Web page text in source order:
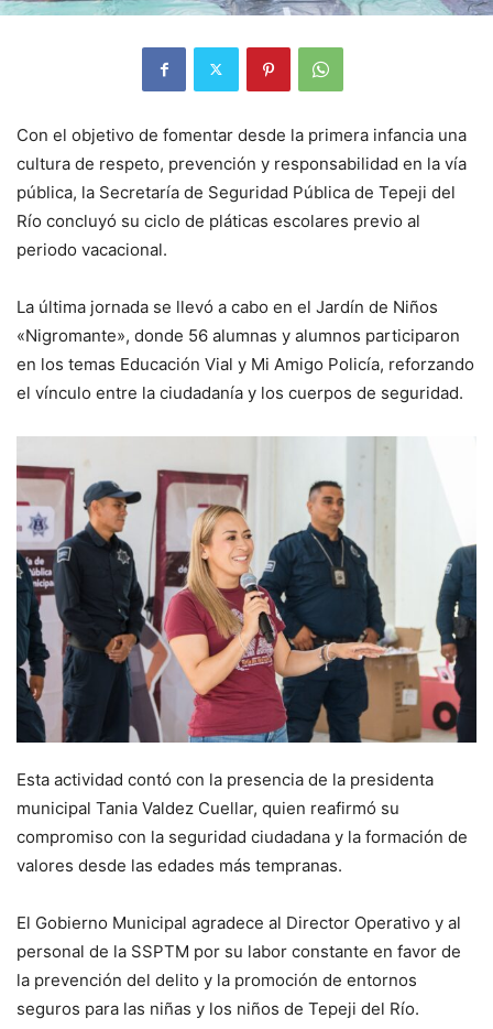
Con el objetivo de fomentar desde la primera infancia una
cultura de respeto, prevención y responsabilidad en la vía
pública, la Secretaría de Seguridad Pública de Tepeji del
Río concluyó su ciclo de pláticas escolares previo al
periodo vacacional.
La última jornada se llevó a cabo en el Jardín de Niños
«Nigromante», donde 56 alumnas y alumnos participaron
en los temas Educación Vial y Mi Amigo Policía, reforzando
el vínculo entre la ciudadanía y los cuerpos de seguridad.
Esta actividad contó con la presencia de la presidenta
municipal Tania Valdez Cuellar, quien reafirmó su
compromiso con la seguridad ciudadana y la formación de
valores desde las edades más tempranas.
El Gobierno Municipal agradece al Director Operativo y al
personal de la SSPTM por su labor constante en favor de
la prevención del delito y la promoción de entornos
seguros para las niñas y los niños de Tepeji del Río.